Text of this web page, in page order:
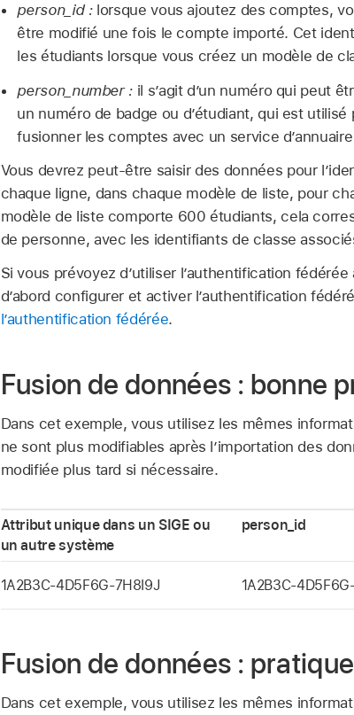
person_id : lorsque vous ajoutez des comptes,
être modifié une fois le compte importé. Cet
les étudiants lorsque vous créez un modèle de
person_number : il s’agit d’un numéro qui peut
un numéro de badge ou d’étudiant, qui est
fusionner les comptes avec un service
Vous devrez peut-être saisir des données pour
chaque ligne, dans chaque modèle de liste, pour
modèle de liste comporte 600 étudiants, cela
de personne, avec les identifiants de classe
Si vous prévoyez d’utiliser l’authentification
d’abord configurer et activer l’authentification
l’authentification fédérée.
Fusion de données : bonne
Dans cet exemple, vous utilisez les mêmes
ne sont plus modifiables après l’importation des
modifiée plus tard si nécessaire.
Attribut unique dans un SIGE ou
un autre système
person_id
1A2B3C-4D5F6G-7H8I9J 1A2B3C-
Fusion de données :
Dans cet exemple, vous utilisez les mêmes